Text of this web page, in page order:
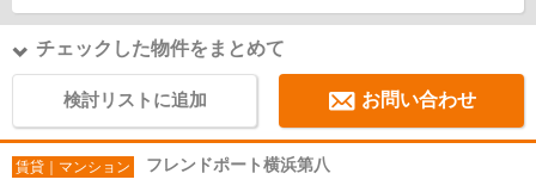
チェックした物件をまとめて
検討リストに追加 お問い合わせ
賃貸｜マンション フレンドポート横浜第八